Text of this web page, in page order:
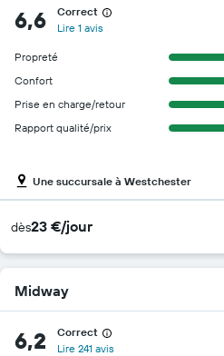
6,6
Correct
Lire 1 avis
Propreté
Confort
Prise en charge/retour
Rapport qualité/prix
Une succursale à Westchester
dès23 €/jour
Midway
6,2
Correct
Lire 241 avis